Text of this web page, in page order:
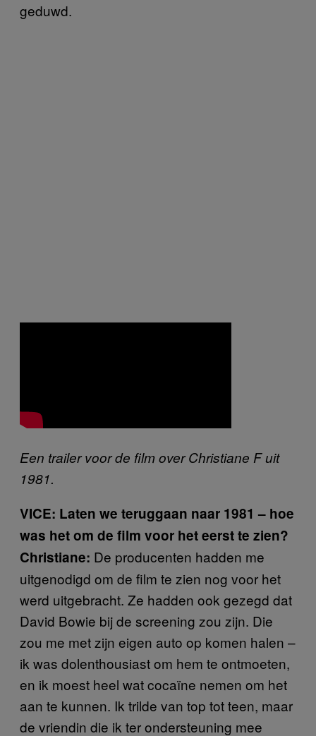
geduwd.
Een trailer voor de film over Christiane F uit
1981.
VICE: Laten we teruggaan naar 1981 – hoe
was het om de film voor het eerst te zien?
Christiane: De producenten hadden me
uitgenodigd om de film te zien nog voor het
werd uitgebracht. Ze hadden ook gezegd dat
David Bowie bij de screening zou zijn. Die
zou me met zijn eigen auto op komen halen –
ik was dolenthousiast om hem te ontmoeten,
en ik moest heel wat cocaïne nemen om het
aan te kunnen. Ik trilde van top tot teen, maar
de vriendin die ik ter ondersteuning mee